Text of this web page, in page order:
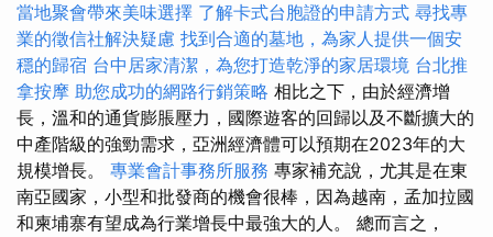
當地聚會帶來美味選擇 了解卡式台胞證的申請方式 尋找專
業的徵信社解決疑慮 找到合適的墓地，為家人提供一個安
穩的歸宿 台中居家清潔，為您打造乾淨的家居環境 台北推
拿按摩 助您成功的網路行銷策略 相比之下，由於經濟增
長，溫和的通貨膨脹壓力，國際遊客的回歸以及不斷擴大的
中產階級的強勁需求，亞洲經濟體可以預期在2023年的大
規模增長。 專業會計事務所服務 專家補充說，尤其是在東
南亞國家，小型和批發商的機會很棒，因為越南，孟加拉國
和柬埔寨有望成為行業增長中最強大的人。 總而言之，